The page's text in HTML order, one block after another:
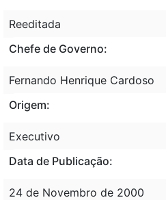
Reeditada
Chefe de Governo:
Fernando Henrique Cardoso
Origem:
Executivo
Data de Publicação:
24 de Novembro de 2000